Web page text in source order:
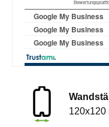
120x120